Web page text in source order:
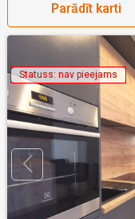
Parādīt karti
Statuss: nav pieejams